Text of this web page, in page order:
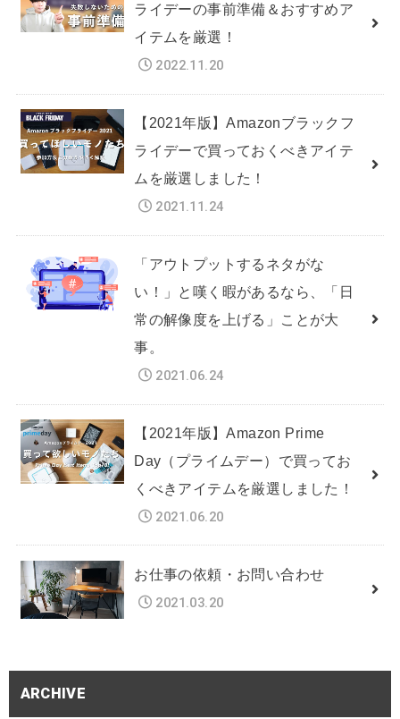
ライデーの事前準備＆おすすめア
イテムを厳選！
2022.11.20
【2021年版】Amazonブラックフ
ライデーで買っておくべきアイテ
ムを厳選しました！
2021.11.24
「アウトプットするネタがな
い！」と嘆く暇があるなら、「日
常の解像度を上げる」ことが大
事。
2021.06.24
【2021年版】Amazon Prime
Day（プライムデー）で買ってお
くべきアイテムを厳選しました！
2021.06.20
お仕事の依頼・お問い合わせ
2021.03.20
ARCHIVE